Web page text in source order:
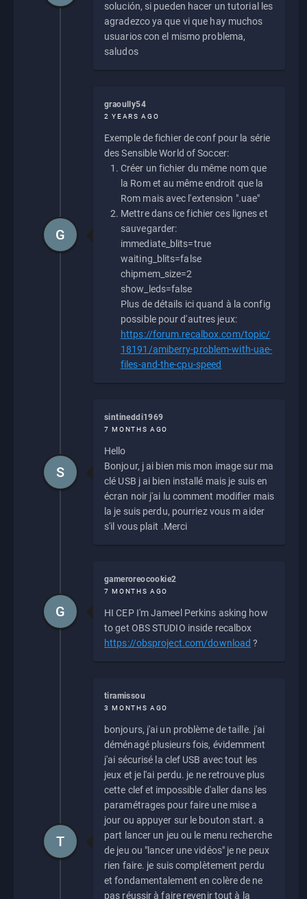
solución, si pueden hacer un tutorial les
agradezco ya que vi que hay muchos
usuarios con el mismo problema,
saludos
graoully54
2 YEARS AGO
Exemple de fichier de conf pour la série
des Sensible World of Soccer:
Créer un fichier du même nom que
la Rom et au même endroit que la
Rom mais avec l'extension ".uae"
Mettre dans ce fichier ces lignes et
sauvegarder:
immediate_blits=true
waiting_blits=false
chipmem_size=2
show_leds=false
Plus de détails ici quand à la config
possible pour d'autres jeux:
https://forum.recalbox.com/topic/
18191/amiberry-problem-with-uae-
files-and-the-cpu-speed
G
sintineddi1969
7 MONTHS AGO
Hello
Bonjour, j ai bien mis mon image sur ma
clé USB j ai bien installé mais je suis en
écran noir j'ai lu comment modifier mais
la je suis perdu, pourriez vous m aider
s'il vous plait .Merci
S
gameroreocookie2
7 MONTHS AGO
HI CEP I'm Jameel Perkins asking how
to get OBS STUDIO inside recalbox
https://obsproject.com/download ?
G
tiramissou
3 MONTHS AGO
bonjours, j'ai un problème de taille. j'ai
déménagé plusieurs fois, évidemment
j'ai sécurisé la clef USB avec tout les
jeux et je l'ai perdu. je ne retrouve plus
cette clef et impossible d'aller dans les
paramétrages pour faire une mise a
jour ou appuyer sur le bouton start. a
part lancer un jeu ou le menu recherche
de jeu ou "lancer une vidéos" je ne peux
rien faire. je suis complètement perdu
et fondamentalement en colère de ne
pas réussir à faire revenir tout à la
T